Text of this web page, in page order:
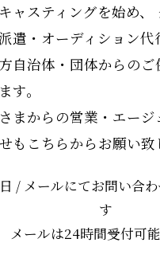
ャスティングを始め、
遣・オーディション
自治体・団体からのご
す。
まからの営業・エー
もこちらからお願い致
/ メールにてお問い合
す
メールは24時間受付可能